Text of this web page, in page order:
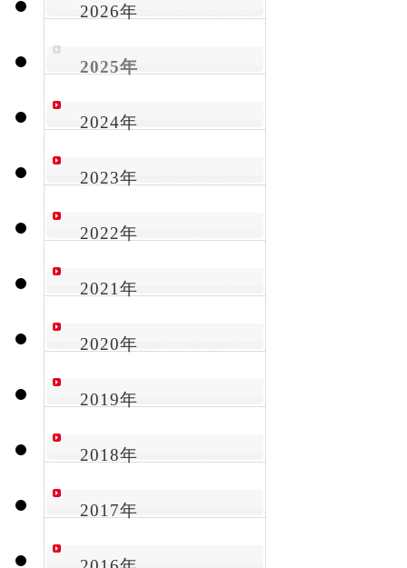
2026年
2025年
2024年
2023年
2022年
2021年
2020年
2019年
2018年
2017年